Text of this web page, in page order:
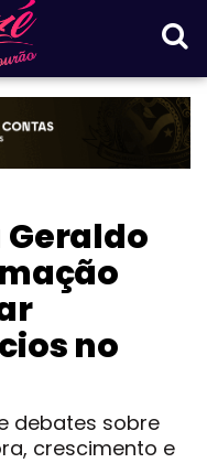
no
debates sobre
crescimento e